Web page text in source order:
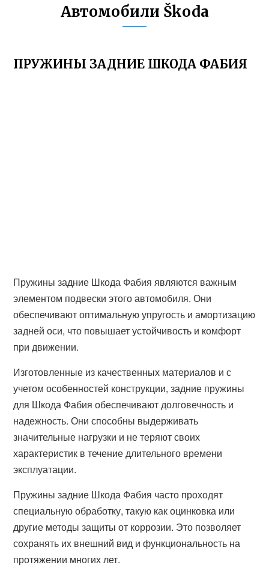
Автомобили Škoda
ПРУЖИНЫ ЗАДНИЕ ШКОДА ФАБИЯ
Пружины задние Шкода Фабия являются важным
элементом подвески этого автомобиля. Они
обеспечивают оптимальную упругость и амортизацию
задней оси, что повышает устойчивость и комфорт
при движении.
Изготовленные из качественных материалов и с
учетом особенностей конструкции, задние пружины
для Шкода Фабия обеспечивают долговечность и
надежность. Они способны выдерживать
значительные нагрузки и не теряют своих
характеристик в течение длительного времени
эксплуатации.
Пружины задние Шкода Фабия часто проходят
специальную обработку, такую как оцинковка или
другие методы защиты от коррозии. Это позволяет
сохранять их внешний вид и функциональность на
протяжении многих лет.